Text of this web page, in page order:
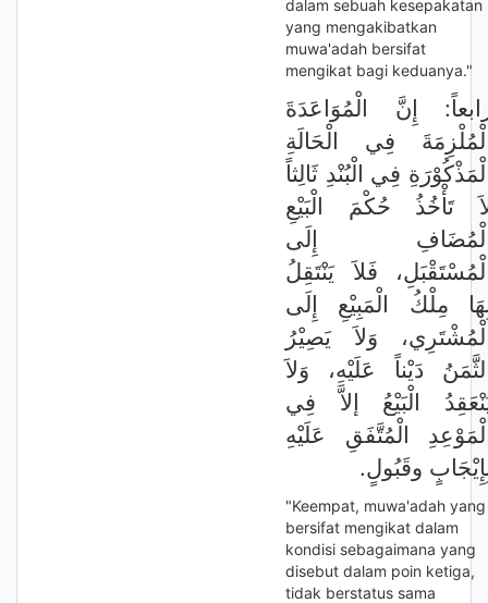
dalam sebuah kesepakatan
yang mengakibatkan
muwa'adah bersifat
mengikat bagi keduanya."
إِنَّ الْمُوَاعَدَةَ
فِي الْحَالَةِ
فِي الْبُنْدِ ثَالِثاً
تَأْخُذُ حُكْمَ الْبَيْعِ
إِلَى
فَلاَ يَنْتَقِلُ
مِلْكُ الْمَبِيْعِ إِلَى
وَلاَ يَصِيْرُ
دَيْناً عَلَيْهِ، وَلاَ
الْبَيْعُ إلاَّ فِي
الْمُتَّفَقِ عَلَيْهِ
وقَبُولٍ.
"Keempat, muwa'adah yang
bersifat mengikat dalam
kondisi sebagaimana yang
disebut dalam poin ketiga,
tidak berstatus sama